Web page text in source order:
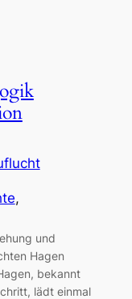
und
Hagen
bekannt
lädt einmal